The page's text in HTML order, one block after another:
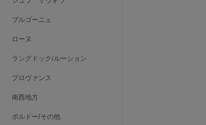
ブルゴーニュ
ローヌ
ラングドック/ルーション
プロヴァンス
南西地方
ボルドー/その他